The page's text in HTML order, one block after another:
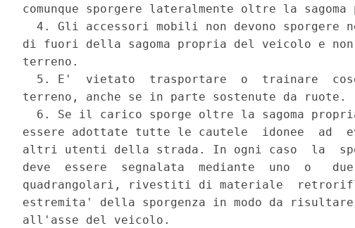
comunque sporgere lateralmente oltre la
4. Gli accessori mobili non devono sporgere
di fuori della sagoma propria del veicolo e
terreno.
5. E'  vietato  trasportare  o  trainare
terreno, anche se in parte sostenute da ruote.
6. Se il carico sporge oltre la sagoma
essere adottate tutte le cautele  idonee  ad
altri utenti della strada. In ogni caso  la
deve  essere  segnalata  mediante  uno  o
quadrangolari, rivestiti di materiale
estremita' della sporgenza in modo da risultare
all'asse del veicolo.